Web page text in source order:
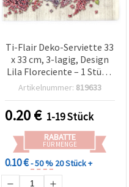
Ti-Flair Deko-Serviette 33
x 33 cm, 3-lagig, Design
Lila Floreciente – 1 Stück,
für Serviettentechnik &
Artikelnummer: 819633
0.20€ 1-19 Stück
RABATTE
FÜR MENGE
0.10 €- 50 % 20 Stück +